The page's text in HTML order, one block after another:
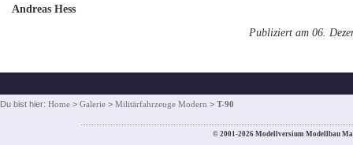
Andreas Hess
Publiziert am 06.
Du bist hier: Home > Galerie > Militärfahrzeuge Modern > T-90
© 2001-2026 Modellversium Modellbau